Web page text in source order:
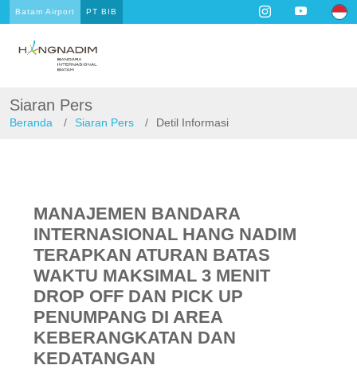
Batam Airport PT BIB
Siaran Pers
Beranda Siaran Pers Detil Informasi
MANAJEMEN BANDARA
INTERNASIONAL HANG NADIM
TERAPKAN ATURAN BATAS
WAKTU MAKSIMAL 3 MENIT
DROP OFF DAN PICK UP
PENUMPANG DI AREA
KEBERANGKATAN DAN
KEDATANGAN